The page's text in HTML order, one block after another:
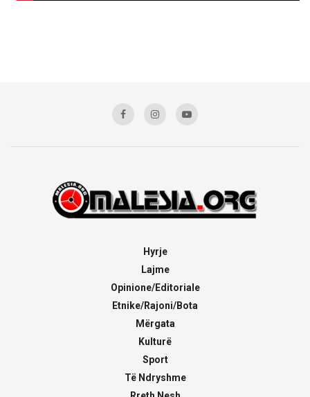
Hyrje
Lajme
Opinione/Editoriale
Etnike/Rajoni/Bota
Mërgata
Kulturë
Sport
Të Ndryshme